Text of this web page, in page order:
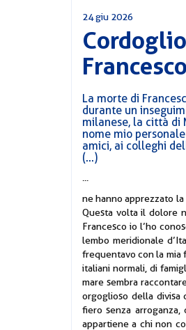
24 giu 2026
La morte di
durante un
milanese, la città di
nome mio
amici, ai colleghi
(...)
ne hanno apprezzato la
Questa volta il dolore
Francesco io l’ho
lembo meridionale
frequentavo con la mia
italiani normali, di
mare sembra
orgoglioso della divisa
fiero senza arroganza,
appartiene a chi non